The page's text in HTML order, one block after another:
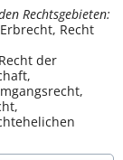
Rechtsgebieten:
Recht
der